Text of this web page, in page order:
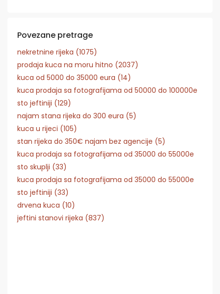
Povezane pretrage
nekretnine rijeka (1075)
prodaja kuca na moru hitno (2037)
kuca od 5000 do 35000 eura (14)
kuca prodaja sa fotografijama od 50000 do 100000e
sto jeftiniji (129)
najam stana rijeka do 300 eura (5)
kuca u rijeci (105)
stan rijeka do 350€ najam bez agencije (5)
kuca prodaja sa fotografijama od 35000 do 55000e
sto skuplji (33)
kuca prodaja sa fotografijama od 35000 do 55000e
sto jeftiniji (33)
drvena kuca (10)
jeftini stanovi rijeka (837)